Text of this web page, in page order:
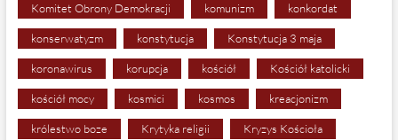
Komitet Obrony Demokracji komunizm konkordat
konserwatyzm konstytucja Konstytucja 3 maja
koronawirus korupcja kościół Kościół katolicki
kościół mocy kosmici kosmos kreacjonizm
królestwo boze Krytyka religii Kryzys Kościoła